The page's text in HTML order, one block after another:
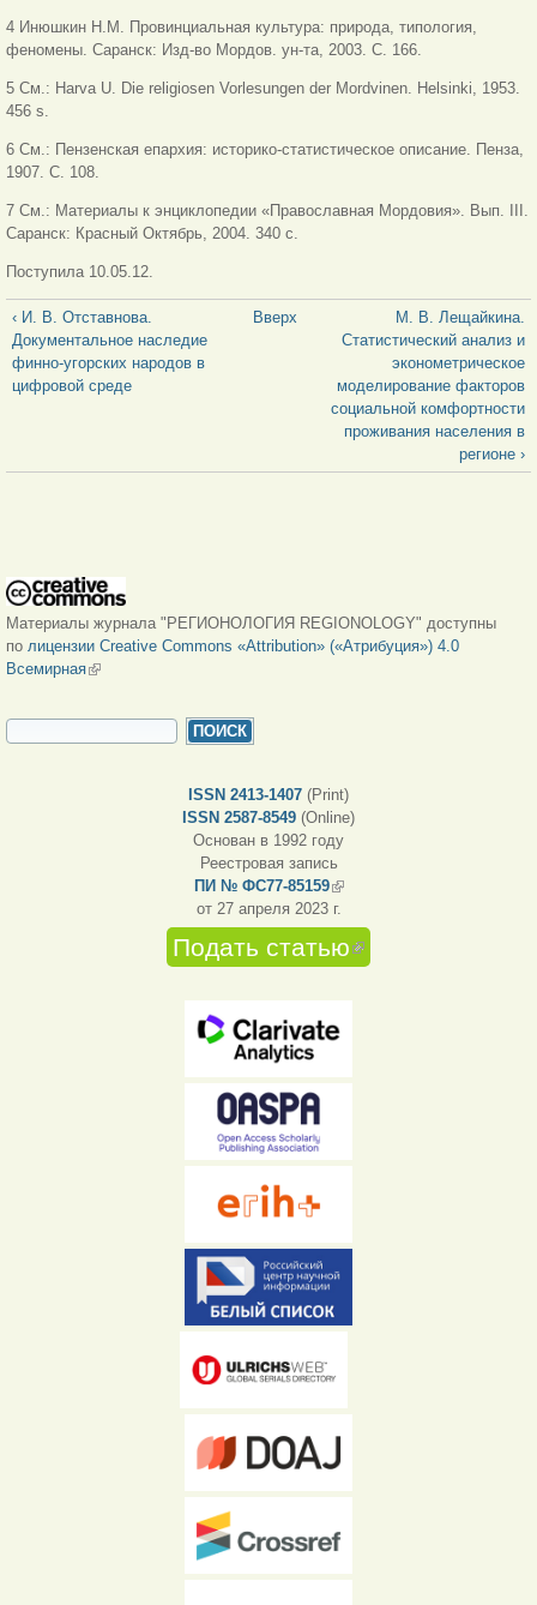
4 Инюшкин Н.М. Провинциальная культура: природа, типология,
феномены. Саранск: Изд-во Мордов. ун-та, 2003. С. 166.
5 См.: Harva U. Die religiosen Vorlesungen der Mordvinen. Helsinki, 1953.
456 s.
6 См.: Пензенская епархия: историко-статистическое описание. Пенза,
1907. С. 108.
7 См.: Материалы к энциклопедии «Православная Мордовия». Вып. III.
Саранск: Красный Октябрь, 2004. 340 с.
Поступила 10.05.12.
‹ И. В. Отставнова.
Документальное наследие
финно-угорских народов в
цифровой среде
Вверх
М. В. Лещайкина.
Статистический анализ и
эконометрическое
моделирование факторов
социальной комфортности
проживания населения в
регионе ›
Материалы журнала "РЕГИОНОЛОГИЯ REGIONOLOGY" доступны
по лицензии Creative Commons «Attribution» («Атрибуция») 4.0
Всемирная(внешняя ссылка)
ФОРМА ПОИСКА
ISSN 2413-1407 (Print)
ISSN 2587-8549 (Online)
Основан в 1992 году
Реестровая запись
ПИ № ФС77-85159(внешняя ссылка)
от 27 апреля 2023 г.
Подать статью